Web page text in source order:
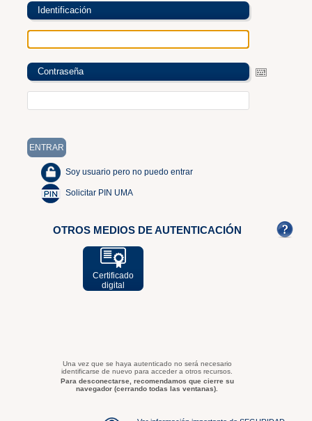
Identificación
Contraseña
Soy usuario pero no puedo entrar
Solicitar PIN UMA
OTROS MEDIOS DE AUTENTICACIÓN
Certificado
digital
Una vez que se haya autenticado no será necesario
identificarse de nuevo para acceder a otros recursos.
Para desconectarse, recomendamos que cierre su
navegador (cerrando todas las ventanas).